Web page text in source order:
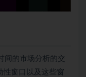
间的市场分析的交
性窗口以及这些窗